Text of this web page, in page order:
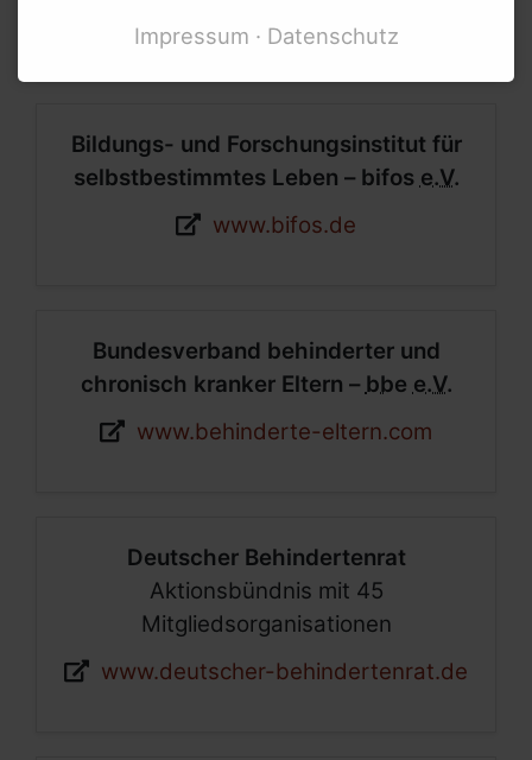
Bildungs- und Forschungsinstitut für
selbstbestimmtes Leben – bifos e.V.
Webseite:
www.bifos.de
Bundesverband behinderter und
chronisch kranker Eltern – bbe e.V.
Webseite:
www.behinderte-eltern.com
Deutscher Behindertenrat
Aktionsbündnis mit 45
Mitgliedsorganisationen
Webseite:
www.deutscher-behindertenrat.de
Impressum
Datenschutz